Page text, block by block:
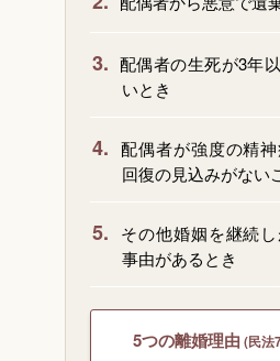
3. 配偶者の生死が3年
いとき
4. 配偶者が強度の精神
回復の見込みがない
5.
その他婚姻を継続
事由があるとき
5つの離婚理由 (民法